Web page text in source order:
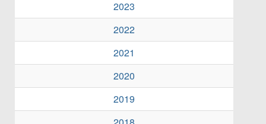
2023
2022
2021
2020
2019